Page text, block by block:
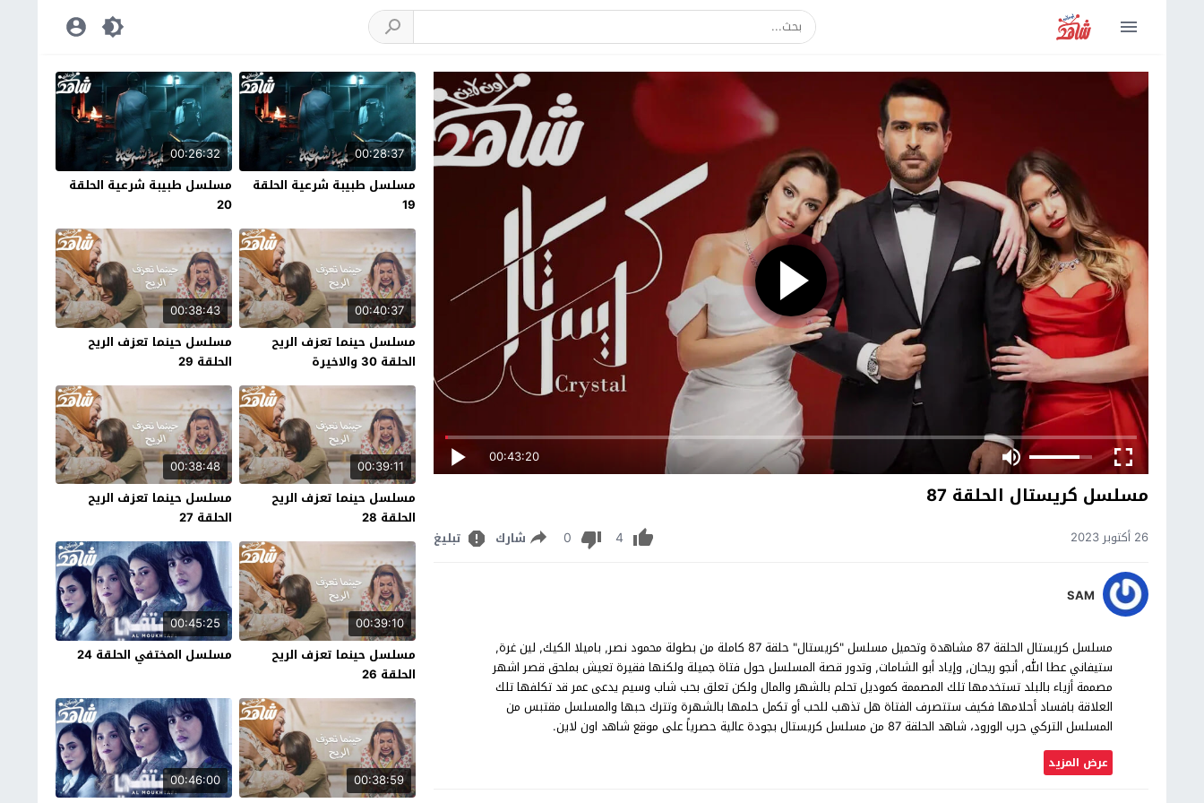
00:43:20
مسلسل كريستال الحلقة 87
26 أكتوبر 2023 4
0 شارك تبليغ
SAM
مسلسل كريستال الحلقة 87 مشاهدة وتحميل مسلسل "كريستال" حلقة 87 كاملة من بطولة محمود نصر, باميلا الكيك, لين غرة,
ستيفاني عطا الله, أنجو ريحان, وإياد أبو الشامات, وتدور قصة المسلسل حول فتاة جميلة ولكنها فقيرة تعيش بملحق قصر اشهر
مصممة أزياء بالبلد تستخدمها تلك المصممة كموديل تحلم بالشهر والمال ولكن تعلق بحب شاب وسيم يدعى عمر قد تكلفها تلك
العلاقة بافساد أحلامها فكيف ستتصرف الفتاة هل تذهب للحب أو تكمل حلمها بالشهرة وتترك حبها والمسلسل مقتبس من
المسلسل التركي حرب الورود، شاهد الحلقة 87 من مسلسل كريستال بجودة عالية حصرياً على موقع شاهد اون لاين.
عرض المزيد
00:28:37
مسلسل طبيبة شرعية الحلقة
19
00:26:32
مسلسل طبيبة شرعية الحلقة
20
00:40:37
مسلسل حينما تعزف الريح
الحلقة 30 والاخيرة
00:38:43
مسلسل حينما تعزف الريح
الحلقة 29
00:39:11
مسلسل حينما تعزف الريح
الحلقة 28
00:38:48
مسلسل حينما تعزف الريح
الحلقة 27
00:39:10
مسلسل حينما تعزف الريح
الحلقة 26
00:45:25
مسلسل المختفي الحلقة 24
00:38:59
00:46:00